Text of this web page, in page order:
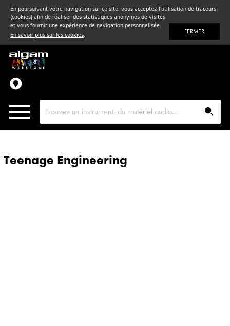
En poursuivant votre navigation sur ce site, vous acceptez l'utilisation de traceurs
(cookies) afin de réaliser des statistiques anonymes de visites
et vous fournir une expérience de navigation personnalisée.
En savoir plus sur les cookies. FERMER
Vent& Violon
Accessoires
Pièces détachées
Teenage Engineering